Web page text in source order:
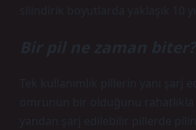
silindirik boyutlarda yaklaşık 10
Bir pil ne zaman biter?
Tek kullanımlık pillerin yani şarj
ömrünün bir olduğunu
yandan şarj edilebilir pillerde